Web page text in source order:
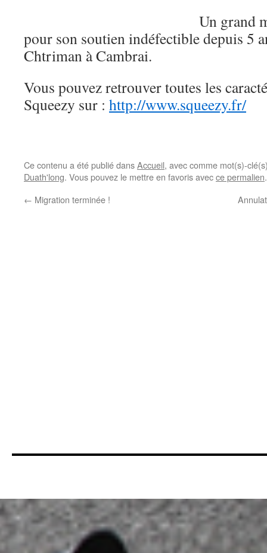
Un grand
pour son soutien indéfectible depuis 5
Chtriman à Cambrai.
Vous pouvez retrouver toutes les
Squeezy sur : http://www.squeezy.fr/
Ce contenu a été publié dansAccueil, avec comme mot(s)-
Duath'long. Vous pouvez le mettre en favoris avecce permalien.
← Migration terminée !